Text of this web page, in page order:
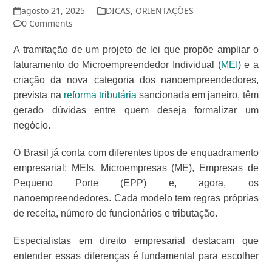
agosto 21, 2025 DICAS, ORIENTAÇÕES
0 Comments
A tramitação de um projeto de lei que propõe ampliar o
faturamento do Microempreendedor Individual (MEI ) e a
criação da nova categoria dos nanoempreendedores,
prevista na reforma tributária sancionada em janeiro, têm
gerado dúvidas entre quem deseja formalizar um
negócio.
O Brasil já conta com diferentes tipos de enquadramento
empresarial: MEIs, Microempresas (ME), Empresas de
Pequeno Porte (EPP) e, agora, os
nanoempreendedores. Cada modelo tem regras próprias
de receita, número de funcionários e tributação.
Especialistas em direito empresarial destacam que
entender essas diferenças é fundamental para escolher